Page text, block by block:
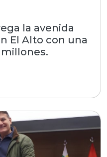
la avenida
El Alto con una
millones.